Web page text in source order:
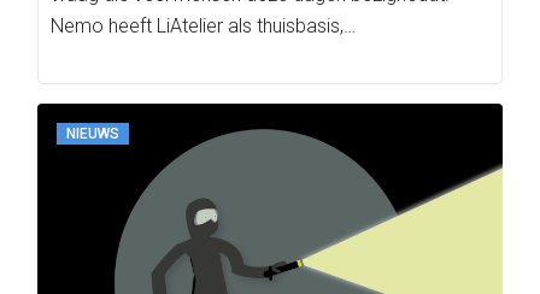
Nemo heeft LiAtelier als thuisbasis,…
NIEUWS